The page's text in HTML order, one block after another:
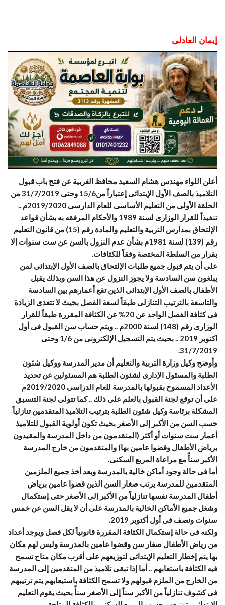
إيمان العادلى
أعلن اللواء مهندس هشام السعيد محافظ الغربية عن فتح باب قبول
التلاميذ بالصف الأول الإبتدائى إعتباراً من15/6 وحتى 31/7/2019 من
الحلقة الأولى من التعليم الأساسى للعام الدارسى 2019/2020م ..
تنفيذاً للقرار الوزارى لسنة 1989 والأحكام المرفقه به بشأن قواعد
الإلتحاق بمدارس التربية والتعليم والمادة رقم (15)
من قانون التعليم
رقم (139) لسنة 1981م بشأن عدم النزول بالسن عن ست سنوات إلا
بقرار من السلطة المختصة وفقاً للكثافات.
على أن يتم قبول جميع طلبات الإلتحاق بالصف الأول الإبتدائى لمن
يبلغون سن السادسة ولا يجوز النزول عن هذا السن وبذلك يقبل
الأطفال بالصف الأول الإبتدائى الذين تقع أعمارهم بين السادسة
والتاسعة بالترتيب التنازلى طبقاً لسعة الفصل بحيث لا تتعدى الزيادة
فى كثافة الفصل الواحد عن 20% عن الكثافة المقررة طبقاً للقرار
الوزارى رقم (148) لسنة 2000م .. ويتم حساب سن القبول فى أول
اكتوبر 2019 .. بحيث يتم التسجيل الإلكترونى من 1/6 وحتى
31/7/2019.
وأوضح وكيل وزارة التربية والتعليم أن مدير المدرسة ووكيل شئون
الطلبة والمسئول الإدارى لشئون الطلبة هم المسئولين عن تحديد
الأعداد المسموح بقبولها بالمدرسة للعام الدراسى 2019/2020م
على أن توقع لجنة القبول بالعلم على ذلك .. كما تتولى لجنة التنسيق
المشكلة برئاسة وكيل شئون الطلبة بترتيب التلاميذ المتقدمين تنازلياً
حسب السن من الأكبر إلى الأصغر بحيث تكون أولوية القبول للتلاميذ
أعمار ست سنوات أو أكثر (المتقدمون من داخل المدرسة والمقيدون
برياض الأطفال وقضوا عامين بها) والمتقدمون من خارج المدرسة
الأكبر سنأً مع مراعاة المربع السكنى.
أما فى حالة وجود أماكن خالية بالمدرسة وبعد أخذ جميع الملزمين
المتقدمين للمدرسة يرتب صغار السن الذين قضوا عامين برياض
أطفال المدرسة نفسها تنازلياً من الأكبر إلى الأصغر حتى إستكمال
وشغل جميع الأماكن الخالية بالمدرسة على أن لا يقل السن عن خمس
سنوات ونصف فى أول أكتوبر 2019.
ولكنه فى حالة إستكمال الكثافة المقررة قانونياً لكل فصل ويوجد أعداد
من رياض الأطفال صغار سن وقضوا عامين بالمدرسة وليس لهم مكان
بها يتم إخطار التعليم الإبتدائى لتوزيعهم على أقرب مكان متاح تسمح
فيه الكثافة باستعابهم .. أما إذا تبقى تلاميذ من المتقدمين إلى المدرسة
من الخارج من الملزم قبولهم ولا تسمح الكثافة باستيعابهم يتم ترتيبهم
فى كشوف تنازلياً من الأكبر سناً إلى الأصغر سنأً بحيث يقوم التعليم